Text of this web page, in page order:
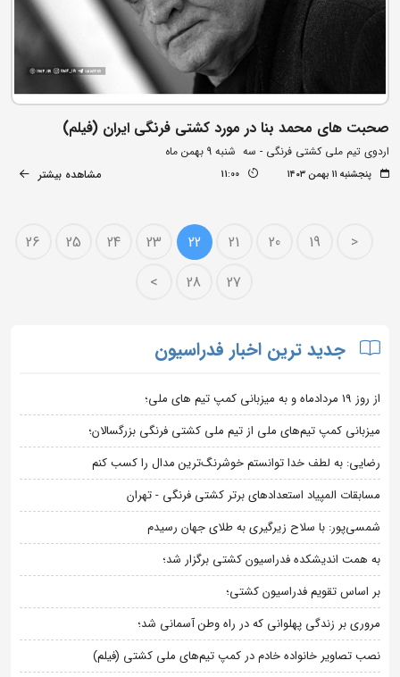
صحبت های محمد بنا در مورد کشتی فرنگی ایران (فیلم)
اردوی تیم ملی کشتی فرنگی - سه شنبه 9 بهمن ماه
پنجشنبه ۱۱ بهمن ۱۴۰۳ 11:00 مشاهده بیشتر
<
19
20
21
22
23
24
25
26
27
28
>
جدید ترین اخبار فدراسیون
از روز 19 مردادماه و به میزبانی کمپ تیم های ملی؛
میزبانی کمپ تیم‌های ملی از تیم ملی کشتی فرنگی بزرگسالان؛
رضایی: به لطف خدا توانستم خوشرنگ‌ترین مدال را کسب کنم
مسابقات المپیاد استعدادهای برتر کشتی فرنگی - تهران
شمسی‌پور: با سلاح زیرگیری به طلای جهان رسیدم
به همت اندیشکده فدراسیون کشتی برگزار شد؛
بر اساس تقویم فدراسیون کشتی؛
مروری بر زندگی پهلوانی که در راه وطن آسمانی شد؛
نصب تصاویر خانواده خادم در کمپ تیم‌های ملی کشتی (فیلم)